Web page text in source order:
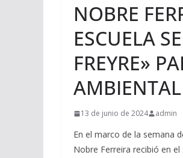
NOBRE
ESCUELA
FREYRE»
AMBIENTAL
13 de junio de 2024 admin
En el marco de la semana
Nobre Ferreira recibió en